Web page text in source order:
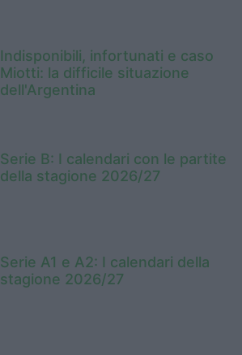
Indisponibili, infortunati e caso
Miotti: la difficile situazione
dell'Argentina
Serie B: I calendari con le partite
della stagione 2026/27
Serie A1 e A2: I calendari della
stagione 2026/27